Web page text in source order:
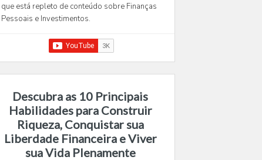
que está repleto de conteúdo sobre Finanças
Pessoais e Investimentos.
Descubra as 10 Principais
Habilidades para Construir
Riqueza, Conquistar sua
Liberdade Financeira e Viver
sua Vida Plenamente